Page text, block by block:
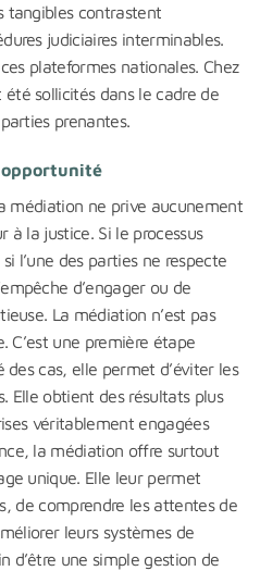
tangibles contrastent
judiciaires interminables.
plateformes nationales. Chez
sollicités dans le cadre de
prenantes.
opportunité
médiation ne prive aucunement
à la justice. Si le processus
l’une des parties ne respecte
d’engager ou de
La médiation n’est pas
C’est une première étape
cas, elle permet d’éviter les
Elle obtient des résultats plus
véritablement engagées
la médiation offre surtout
unique. Elle leur permet
de comprendre les attentes de
leurs systèmes de
d’être une simple gestion de